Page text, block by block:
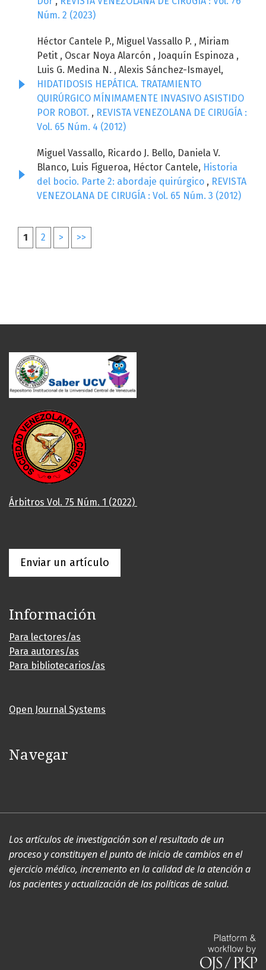
Núm. 2 (2023)
Héctor Cantele P., Miguel Vassallo P. , Miriam
Petit , Oscar Noya Alarcón , Joaquín Espinoza ,
Luis G. Medina N. , Alexis Sánchez-Ismayel,
HIDATIDOSIS HEPÁTICA. TRATAMIENTO
QUIRÚRGICO MÍNIMAMENTE INVASIVO ASISTIDO
POR ROBOT. , REVISTA VENEZOLANA DE CIRUGÍA :
Vol. 65 Núm. 4 (2012)
Miguel Vassallo, Ricardo J. Bello, Daniela V.
Blanco, Luis Figueroa, Héctor Cantele, Historia
del bocio. Parte 2: abordaje quirúrgico , REVISTA
VENEZOLANA DE CIRUGÍA : Vol. 65 Núm. 3 (2012)
1 2 > >>
Árbitros Vol. 75 Núm. 1 (2022)
Enviar un artículo
Información
Para lectores/as
Para autores/as
Para bibliotecarios/as
Open Journal Systems
Navegar
Los artículos de investigación son el resultado de un
proceso y constituyen el punto de inicio de cambios en el
ejercicio médico, incremento en la calidad de la atención a
los pacientes y actualización de las políticas de salud.